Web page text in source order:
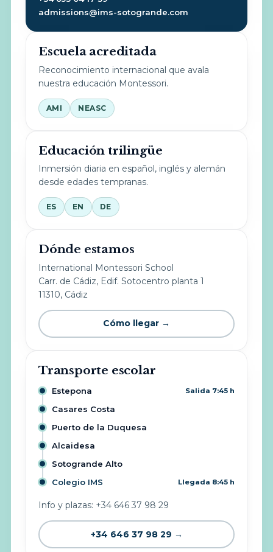
admissions@ims-sotogrande.com
Escuela acreditada
Reconocimiento internacional que avala
nuestra educación Montessori.
AMI NEASC
Educación trilingüe
Inmersión diaria en español, inglés y alemán
desde edades tempranas.
ES EN DE
Dónde estamos
International Montessori School
Carr. de Cádiz, Edif. Sotocentro planta 1
11310, Cádiz
Cómo llegar →
Transporte escolar
Estepona Salida 7:45 h
Casares Costa
Puerto de la Duquesa
Alcaidesa
Sotogrande Alto
Colegio IMS
Llegada 8:45 h
Info y plazas: +34 646 37 98 29
+34 646 37 98 29 →